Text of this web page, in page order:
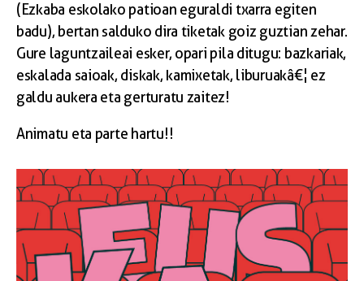
(Ezkaba eskolako patioan eguraldi txarra egiten
badu), bertan salduko dira tiketak goiz guztian zehar.
Gure laguntzaileai esker, opari pila ditugu: bazkariak,
eskalada saioak, diskak, kamixetak, liburuakâ€¦ ez
galdu aukera eta gerturatu zaitez!
Animatu eta parte hartu!!